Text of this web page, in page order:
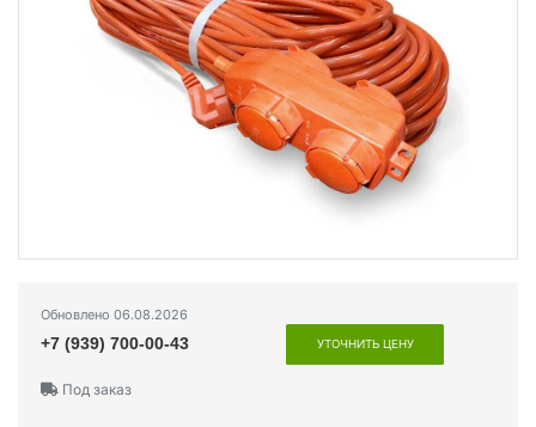
Обновлено 06.08.2026
+7 (939) 700-00-43 УТОЧНИТЬ ЦЕНУ
Под заказ